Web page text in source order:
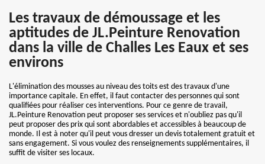
Les travaux de démoussage et les
aptitudes de JL.Peinture Renovation
dans la ville de Challes Les Eaux et ses
environs
L'élimination des mousses au niveau des toits est des travaux d'une
importance capitale. En effet, il faut contacter des personnes qui sont
qualifiées pour réaliser ces interventions. Pour ce genre de travail,
JL.Peinture Renovation peut proposer ses services et n'oubliez pas qu'il
peut proposer des prix qui sont abordables et accessibles à beaucoup de
monde. Il est à noter qu'il peut vous dresser un devis totalement gratuit et
sans engagement. Si vous voulez des renseignements supplémentaires, il
suffit de visiter ses locaux.